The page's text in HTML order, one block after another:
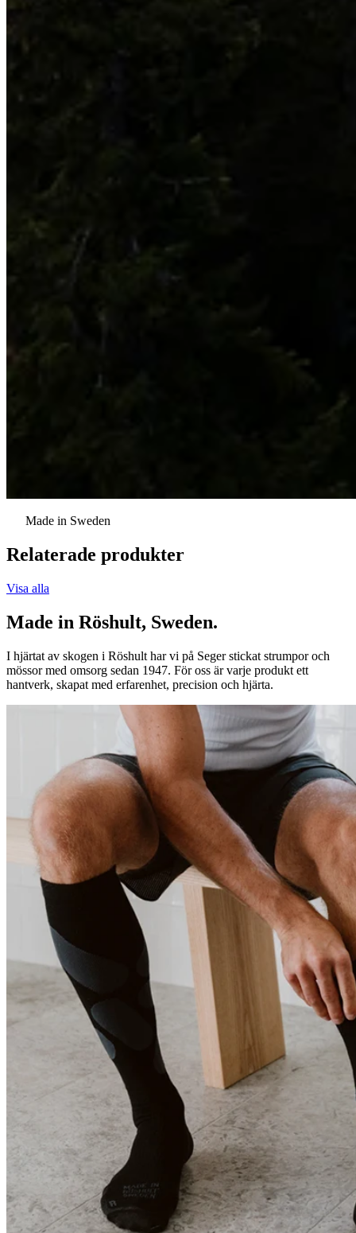
Made in Sweden
Relaterade produkter
Visa alla
Made in Röshult, Sweden.
I hjärtat av skogen i Röshult har vi på Seger stickat strumpor och
mössor med omsorg sedan 1947. För oss är varje produkt ett
hantverk, skapat med erfarenhet, precision och hjärta.